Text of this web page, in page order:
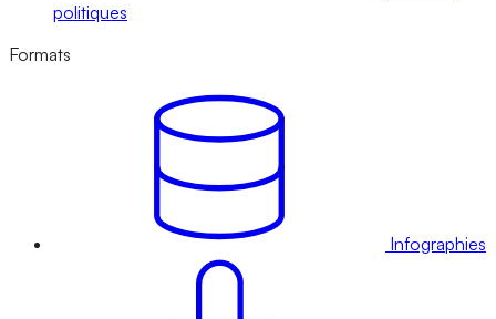
politiques
Formats
Infographies